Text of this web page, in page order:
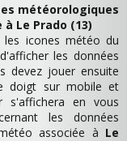
météorologiques
Le Prado (13)
les icones météo du
les données
devez jouer ensuite
doigt sur mobile et
s'affichera en vous
les données
associée à Le